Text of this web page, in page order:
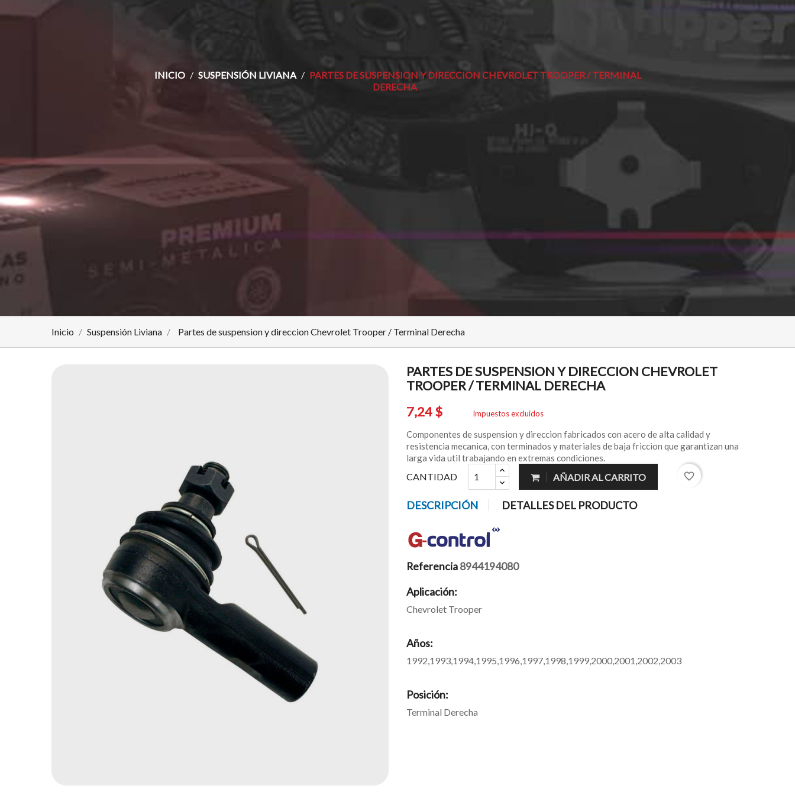
INICIO SUSPENSIÓN LIVIANA
PARTES DE SUSPENSION Y DIRECCION CHEVROLET TROOPER / TERMINAL
DERECHA
Inicio Suspensión Liviana Partes de suspension y direccion Chevrolet Trooper / Terminal Derecha
PARTES DE SUSPENSION Y DIRECCION CHEVROLET
TROOPER / TERMINAL DERECHA
7,24 $
Impuestos excluidos
Componentes de suspension y direccion fabricados con acero de alta calidad y
resistencia mecanica, con terminados y materiales de baja friccion que garantizan una
larga vida util trabajando en extremas condiciones.
CANTIDAD AÑADIR AL CARRITO favorite_border
DESCRIPCIÓN DETALLES DEL PRODUCTO
Referencia8944194080
Aplicación:
Chevrolet Trooper
Años:
1992,1993,1994,1995,1996,1997,1998,1999,2000,2001,2002,2003
Posición:
Terminal Derecha